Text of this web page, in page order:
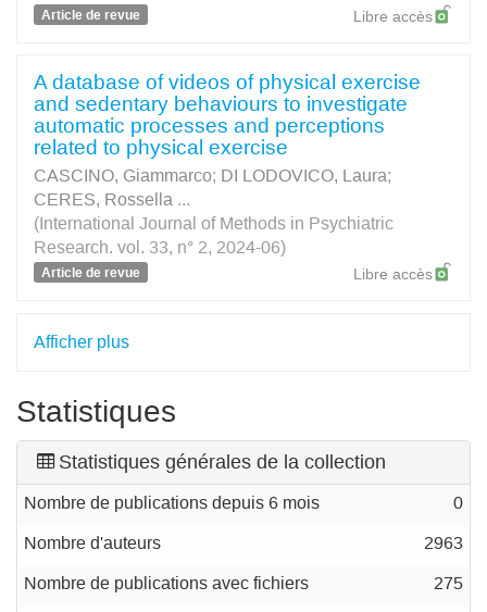
Article de revue Libre accès
A database of videos of physical exercise
and sedentary behaviours to investigate
automatic processes and perceptions
related to physical exercise
CASCINO, Giammarco; DI LODOVICO, Laura;
CERES, Rossella ...
(International Journal of Methods in Psychiatric
Research. vol. 33, n° 2, 2024-06)
Article de revue Libre accès
Afficher plus
Statistiques
Statistiques générales de la collection
Nombre de publications depuis 6 mois 0
Nombre d'auteurs 2963
Nombre de publications avec fichiers 275